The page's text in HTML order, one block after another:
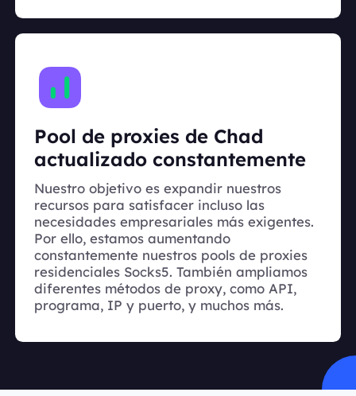
Pool de proxies de Chad
actualizado constantemente
Nuestro objetivo es expandir nuestros
recursos para satisfacer incluso las
necesidades empresariales más exigentes.
Por ello, estamos aumentando
constantemente nuestros pools de proxies
residenciales Socks5. También ampliamos
diferentes métodos de proxy, como API,
programa, IP y puerto, y muchos más.